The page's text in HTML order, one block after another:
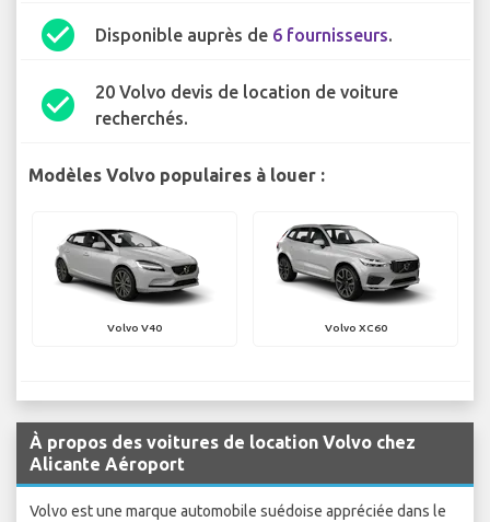
check_circle Disponible auprès de 6 fournisseurs.
check_circle
20 Volvo devis de location de voiture
recherchés.
Modèles Volvo populaires à louer :
Volvo V40 Volvo XC60
À propos des voitures de location Volvo chez
Alicante Aéroport
Volvo est une marque automobile suédoise appréciée dans le